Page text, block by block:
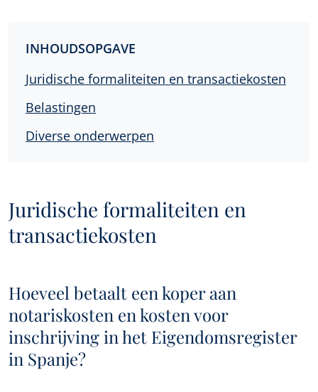
INHOUDSOPGAVE
Juridische formaliteiten en transactiekosten
Belastingen
Diverse onderwerpen
Juridische formaliteiten en
transactiekosten
Hoeveel betaalt een koper aan
notariskosten en kosten voor
inschrijving in het Eigendomsregister
in Spanje?